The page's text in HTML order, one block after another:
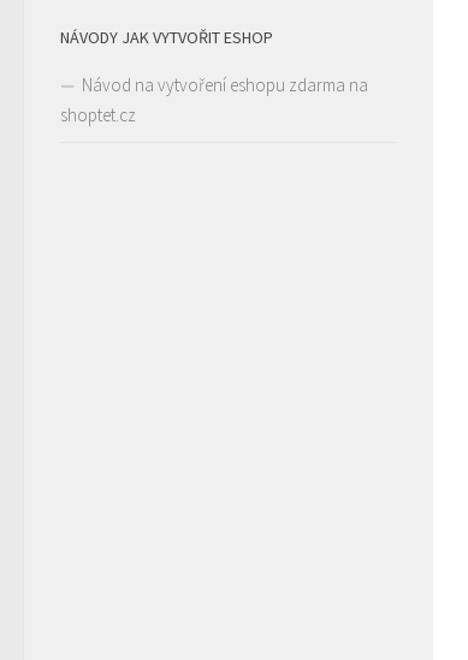
NÁVODY JAK VYTVOŘIT ESHOP
Návod na vytvoření eshopu zdarma na
shoptet.cz